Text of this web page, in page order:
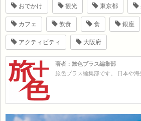
おでかけ 観光 東京都
カフェ 飲食 食 銀座
アクティビティ 大阪府
著者：旅色プラス編集部
旅色プラス編集部です。 日本や海